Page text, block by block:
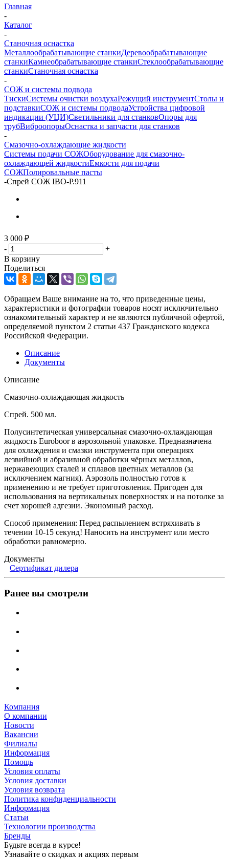
Главная
-
Каталог
-
Станочная оснастка
Металлообрабатывающие станкиДеревообрабатывающие
станкиКамнеобрабатывающие станкиСтеклообрабатывающие
станкиСтаночная оснастка
-
СОЖ и системы подвода
ТискиСистемы очистки воздухаРежущий инструментСтолы и
подставкиСОЖ и системы подводаУстройства цифровой
индикации (УЦИ)Светильники для станковОпоры для
трубВиброопорыОснастка и запчасти для станков
-
Смазочно-охлаждающие жидкости
Системы подачи СОЖОборудование для смазочно-
охлаждающей жидкостиЕмкости для подачи
СОЖПолировальные пасты
-Спрей СОЖ IBO-P.911
3 000 ₽
-
+
В корзину
Поделиться
Обращаем Ваше внимание на то, что приведенные цены,
характеристики и фотографии товаров носят исключительно
ознакомительный характер и не являются публичной офертой,
определяемой пунктом 2 статьи 437 Гражданского кодекса
Российской Федерации.
Описание
Документы
Описание
Смазочно-охлаждающая жидкость
Спрей. 500 мл.
Полусинтетическая универсальная смазочно-охлаждающая
жидкость Euroboor в аэрозольной упаковке. Предназначена
для охлаждения и смазки инструмента при операциях
лезвийной и абразивной обработки чёрных металлов,
нержавеющих сталей и сплавов цветных металлов (за
исключением магния). Аэрозоль полностью готов к
применению и не требует приготовления. Пригоден для
использования на вертикальных поверхностях и на потолке за
счет хорошей адгезии. Экономный расход.
Способ применения: Перед распылением встряхивать в
течении 10-15 секунд! Наносить на инструмент или место
обработки равномерно.
Документы
Сертификат дилера
Ранее вы смотрели
Компания
О компании
Новости
Вакансии
Филиалы
Информация
Помощь
Условия оплаты
Условия доставки
Условия возврата
Политика конфиденциальности
Информация
Статьи
Технологии производства
Бренды
Будьте всегда в курсе!
Узнавайте о скидках и акциях первым